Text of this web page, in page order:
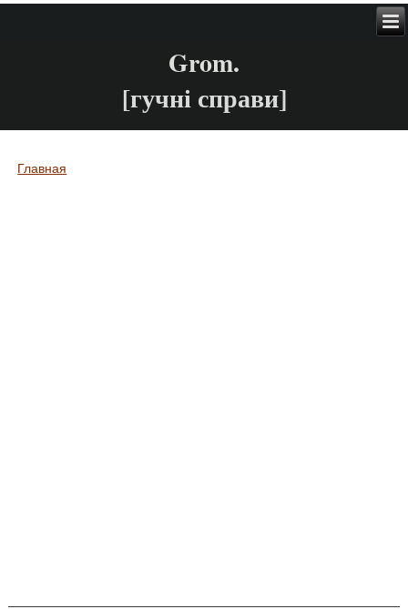
Grom.
[гучні справи]
Вы здесь
Главная